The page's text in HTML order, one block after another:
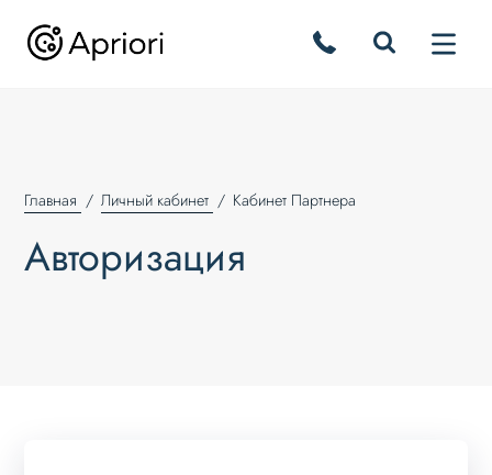
Главная Личный кабинет Кабинет Партнера
Авторизация